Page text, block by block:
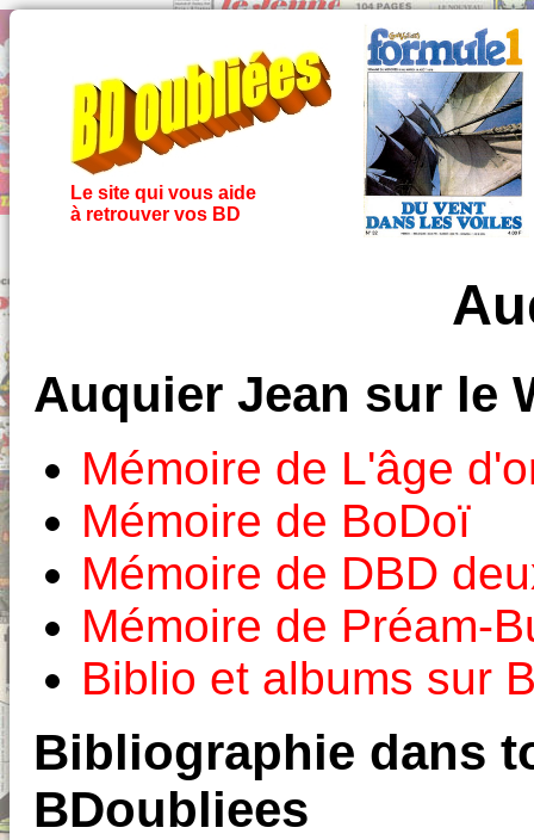
Le site qui vous aide
à retrouver vos BD
Auquier Jean sur le
Mémoire de L'âge
Mémoire de BoDoï
Mémoire de DBD
Mémoire de Préam-
Biblio et albums sur
Bibliographie dans
BDoubliees